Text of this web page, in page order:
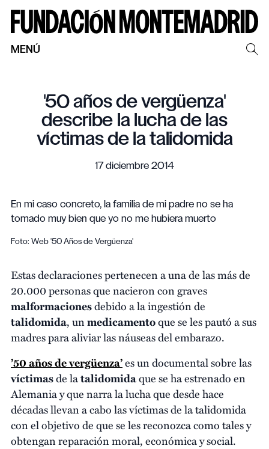
MENÚ
'50 años de vergüenza'
describe la lucha de las
víctimas de la talidomida
17 diciembre 2014
En mi caso concreto, la familia de mi padre no se ha
tomado muy bien que yo no me hubiera muerto
Foto: Web '50 Años de Vergüenza'
Estas declaraciones pertenecen a una de las más de
20.000 personas que nacieron con graves
malformacionesdebido a la ingestión de
talidomida, unmedicamentoque se les pautó a sus
madres para aliviar las náuseas del embarazo.
’50 años de vergüenza’es un documental sobre las
víctimasde latalidomidaque se ha estrenado en
Alemania y que narra la lucha que desde hace
décadas llevan a cabo las víctimas de la talidomida
con el objetivo de que se les reconozca como tales y
obtengan reparación moral, económica y social.